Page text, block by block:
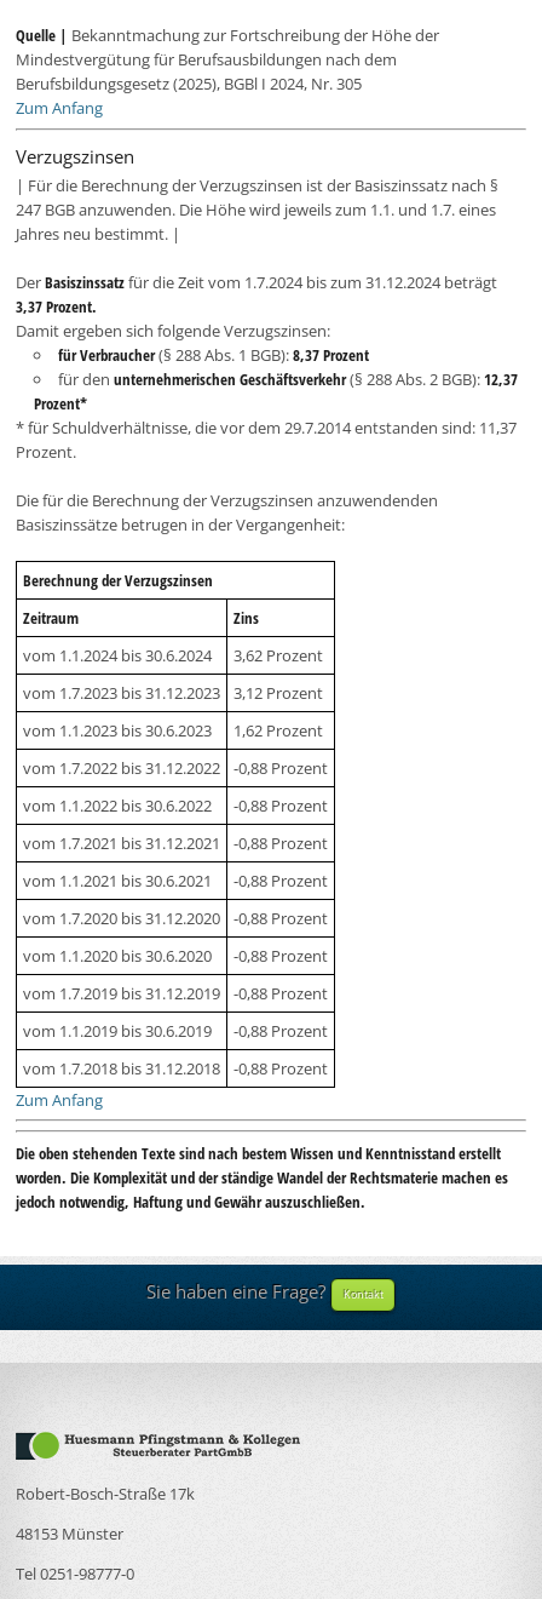
Quelle | Bekanntmachung zur Fortschreibung der Höhe der
Mindestvergütung für Berufsausbildungen nach dem
Berufsbildungsgesetz (2025), BGBl I 2024, Nr. 305
Zum Anfang
Verzugszinsen
| Für die Berechnung der Verzugszinsen ist der Basiszinssatz nach §
247 BGB anzuwenden. Die Höhe wird jeweils zum 1.1. und 1.7. eines
Jahres neu bestimmt. |
DerBasiszinssatzfür die Zeit vom 1.7.2024 bis zum 31.12.2024 beträgt
3,37 Prozent.
Damit ergeben sich folgende Verzugszinsen:
für Verbraucher(§ 288 Abs. 1 BGB):8,37 Prozent
für den unternehmerischen Geschäftsverkehr(§ 288 Abs. 2 BGB):12,37
Prozent*
* für Schuldverhältnisse, die vor dem 29.7.2014 entstanden sind: 11,37
Prozent.
Die für die Berechnung der Verzugszinsen anzuwendenden
Basiszinssätze betrugen in der Vergangenheit:
Berechnung der Verzugszinsen
Zeitraum
Zins
vom 1.1.2024 bis 30.6.2024
3,62 Prozent
vom 1.7.2023 bis 31.12.2023
3,12 Prozent
vom 1.1.2023 bis 30.6.2023
1,62 Prozent
vom 1.7.2022 bis 31.12.2022
-0,88 Prozent
vom 1.1.2022 bis 30.6.2022
-0,88 Prozent
vom 1.7.2021 bis 31.12.2021
-0,88 Prozent
vom 1.1.2021 bis 30.6.2021
-0,88 Prozent
vom 1.7.2020 bis 31.12.2020
-0,88 Prozent
vom 1.1.2020 bis 30.6.2020
-0,88 Prozent
vom 1.7.2019 bis 31.12.2019
-0,88 Prozent
vom 1.1.2019 bis 30.6.2019
-0,88 Prozent
vom 1.7.2018 bis 31.12.2018
-0,88 Prozent
Zum Anfang
Die oben stehenden Texte sind nach bestem Wissen und Kenntnisstand erstellt
worden. Die Komplexität und der ständige Wandel der Rechtsmaterie machen es
jedoch notwendig, Haftung und Gewähr auszuschließen.
Sie haben eine Frage? Kontakt
Robert-Bosch-Straße 17k
48153 Münster
Tel 0251-98777-0